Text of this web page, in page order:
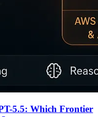
5.5: Which Frontier